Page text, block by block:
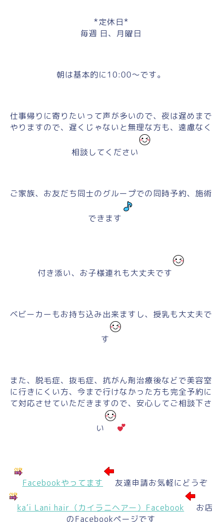
*定休日*
毎週 日、月曜日
朝は基本的に10:00～です。
仕事帰りに寄りたいって声が多いので、夜は遅めまで
やりますので、遅くじゃないと無理な方も、遠慮なく
相談してください
ご家族、お友だち同士のグループでの同時予約、施術
できます
付き添い、お子様連れも大丈夫です
ベビーカーもお持ち込み出来ますし、授乳も大丈夫で
す
また、脱毛症、抜毛症、抗がん剤治療後などで美容室
に行きにくい方、今まで行けなかった方も完全予約に
て対応させていただきますので、安心してご相談下さ
い
Facebookやってます 友達申請お気軽にどうぞ
ka’i Lani hair（カイラニヘアー）Facebook
お店
のFacebookページです